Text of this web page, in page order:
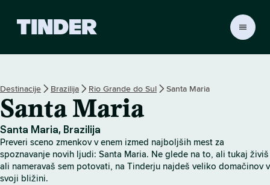
r
:
D
o
m
o
v
Destinacije Brazilija Rio Grande do Sul Santa Maria
Santa Maria
Santa Maria, Brazilija
Preveri sceno zmenkov v enem izmed najboljših mest za
spoznavanje novih ljudi: Santa Maria. Ne glede na to, ali tukaj živiš
ali nameravaš sem potovati, na Tinderju najdeš veliko domačinov v
svoji bližini.